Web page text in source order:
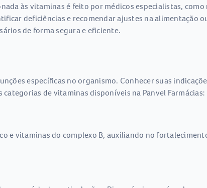
às vitaminas é feito por médicos especialistas, como
deficiências e recomendar ajustes na alimentação
de forma segura e eficiente.
específicas no organismo. Conhecer suas
de vitaminas disponíveis na Panvel Farmácias:
e vitaminas do complexo B, auxiliando no